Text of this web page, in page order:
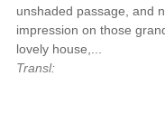
unshaded passage, and
impression on those
lovely house,...
Transl: